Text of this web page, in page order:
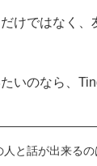
けではなく、
いのなら、
人と話が出来る